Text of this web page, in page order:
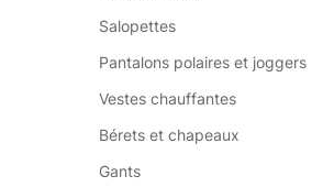
Salopettes
Pantalons polaires et joggers
Vestes chauffantes
Bérets et chapeaux
Gants